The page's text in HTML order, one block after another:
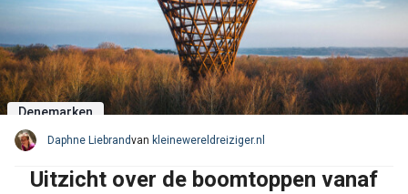
Denemarken
Daphne Liebrandvan kleinewereldreiziger.nl
Uitzicht over de boomtoppen vanaf